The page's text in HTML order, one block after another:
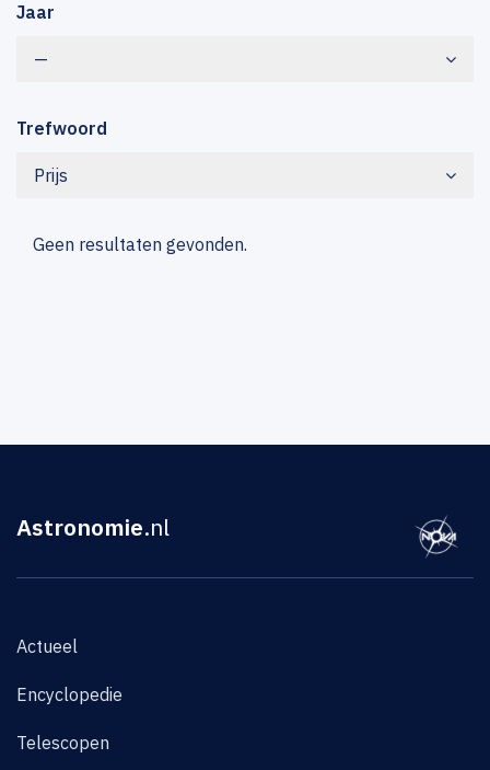
Jaar
—
Trefwoord
Prijs
Geen resultaten gevonden.
Astronomie.nl
Actueel
Encyclopedie
Telescopen